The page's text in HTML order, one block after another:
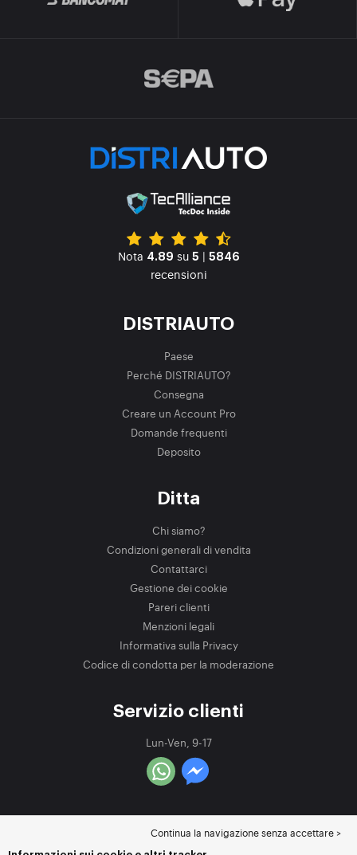
Nota 4.89 su 5 | 5846
recensioni
DISTRIAUTO
Paese
Perché DISTRIAUTO?
Consegna
Creare un Account Pro
Domande frequenti
Deposito
Ditta
Chi siamo?
Condizioni generali di vendita
Contattarci
Gestione dei cookie
Pareri clienti
Menzioni legali
Informativa sulla Privacy
Codice di condotta per la moderazione
Servizio clienti
Lun-Ven, 9-17
Continua la navigazione senza accettare >